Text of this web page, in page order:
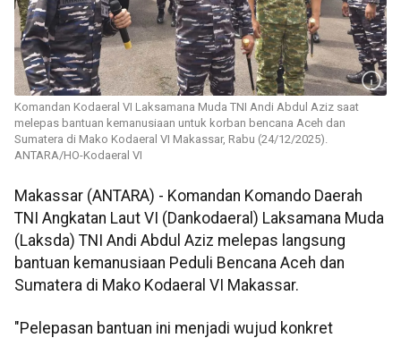
Komandan Kodaeral VI Laksamana Muda TNI Andi Abdul Aziz saat
melepas bantuan kemanusiaan untuk korban bencana Aceh dan
Sumatera di Mako Kodaeral VI Makassar, Rabu (24/12/2025).
ANTARA/HO-Kodaeral VI
Makassar (ANTARA) - Komandan Komando Daerah
TNI Angkatan Laut VI (Dankodaeral) Laksamana Muda
(Laksda) TNI Andi Abdul Aziz melepas langsung
bantuan kemanusiaan Peduli Bencana Aceh dan
Sumatera di Mako Kodaeral VI Makassar.
"Pelepasan bantuan ini menjadi wujud konkret